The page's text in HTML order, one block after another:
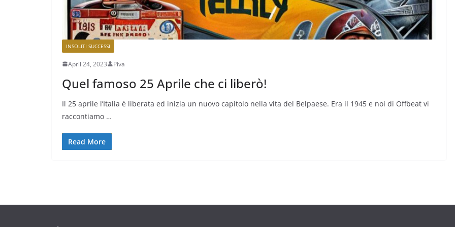
INSOLITI SUCCESSI
April 24, 2023 Piva
Quel famoso 25 Aprile che ci liberò!
Il 25 aprile l’Italia è liberata ed inizia un nuovo capitolo nella vita del Belpaese. Era il 1945 e noi di Offbeat vi
raccontiamo …
Read More